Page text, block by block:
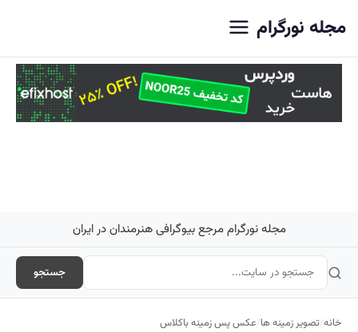
مجله نورگرام
مجله نورگرام مرجع بیوگرافی هنرمندان در ایران
جستجو
خانه/تصویر زمینه ها /عکس پس زمینه باکلاس